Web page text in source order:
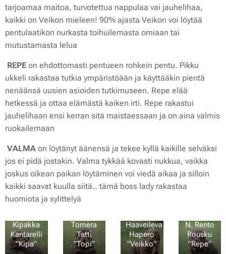
tarjoamaa maitoa, turvotettua nappulaa vai jauhelihaa,
kaikki on Veikon mieleen! 90% ajasta Veikon voi löytää
pentulaatikon nurkasta toihuilemasta omiaan tai
mutustamasta lelua 💚
REPE on ehdottomasti pentueen rohkein pentu. Pikku
ukkeli rakastaa tutkia ympäristöään ja käyttääkin pientä
nenäänsä uusien asioiden tutkimuseen. Repe elää
hetkessä ja ottaa elämästä kaiken irti. Repe rakastui
jauhelihaan ensi kerran sitä maistaessaan ja on aina valmis
ruokailemaan ❤️
VALMA on löytänyt äänensä ja tekee kyllä kaikille selväksi
jos ei pidä jostakin. Valma tykkää kovasti nukkua, vaikka
joskus oikean paikan löytäminen voi viedä aikaa ja silloin
kaikki saavat kuulla siitä.. tämä boss lady rakastaa
huomiota ja sylittelyä 💖
Kipakka
Kantarelli
”Kipa”
Tomera
Tatti
”Topi”
Haaveileva
Hapero
”Veikko”
N. Rento
Rousku
”Repe”